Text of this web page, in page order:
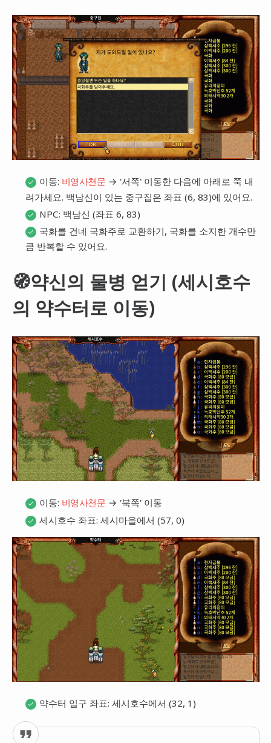
이동: 비영사천문 → '서쪽' 이동한 다음에 아래로 쭉 내
려가세요. 백남신이 있는 중구집은 좌표 (6, 83)에 있어요.
NPC: 백남신 (좌표 6, 83)
국화를 건네 국화주로 교환하기, 국화를 소지한 개수만
큼 반복할 수 있어요.
🧭약신의 물병 얻기 (세시호수
의 약수터로 이동)
이동: 비영사천문 → '북쪽' 이동
세시호수 좌표: 세시마을에서 (57, 0)
약수터 입구 좌표: 세시호수에서 (32, 1)